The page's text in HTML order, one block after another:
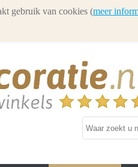
gebruik van cookies (meer